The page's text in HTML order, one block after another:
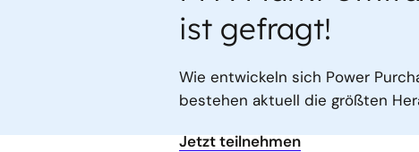
ist gefragt!
Wie entwickeln sich Power
bestehen aktuell die größten
Jetzt teilnehmen